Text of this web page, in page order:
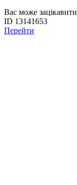
Вас може зацікавити
ID 13141653
Перейти